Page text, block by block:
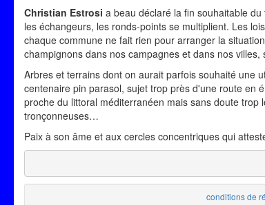
Christian Estrosi a beau déclaré la fin souhaitable
les échangeurs, les ronds-points se multiplient. Les
chaque commune ne fait rien pour arranger la
champignons dans nos campagnes et dans nos villes,
Arbres et terrains dont on aurait parfois souhaité une
centenaire pin parasol, sujet trop près d'une route
proche du littoral méditerranéen mais sans doute
tronçonneuses…
Paix à son âme et aux cercles concentriques qui
conditions de